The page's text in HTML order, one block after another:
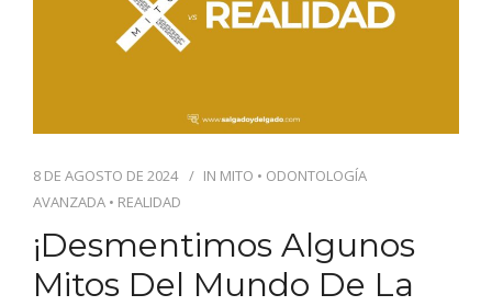
8 DE AGOSTO DE 2024 IN MITO • ODONTOLOGÍA
AVANZADA • REALIDAD
¡Desmentimos Algunos
Mitos Del Mundo De La